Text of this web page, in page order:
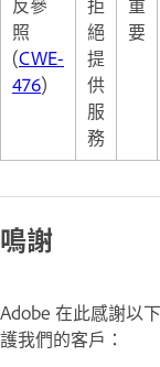
照
(CWE-
476)
絕
提
供
服
務
要
鳴謝
Adobe 在此感謝以
護我們的客戶：